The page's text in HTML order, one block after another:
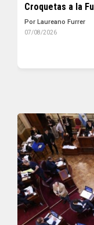
Croquetas a la
Por Laureano Furrer
07/08/2026